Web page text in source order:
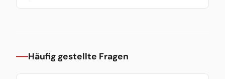
Häufig gestellte Fragen